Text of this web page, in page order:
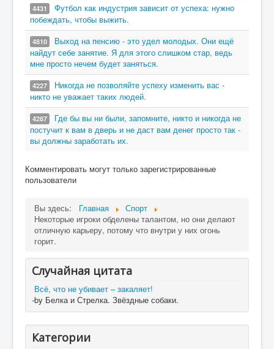
4431
Футбол как индустрия зависит от успеха: нужно
побеждать, чтобы выжить.
4810
Выход на пенсию - это удел молодых. Они ещё
найдут себе занятие. Я для этого слишком стар, ведь
мне просто нечем будет заняться.
4227
Никогда не позволяйте успеху изменить вас -
никто не уважает таких людей.
4287
Где бы вы ни были, запомните, никто и никогда не
постучит к вам в дверь и не даст вам денег просто так -
вы должны заработать их.
Комментировать могут только зарегистрированные
пользователи
Вы здесь: Главная
Спорт
Некоторые игроки обделены талантом, но они делают
отличную карьеру, потому что внутри у них огонь
горит.
Случайная цитата
Всё, что не убивает – закаляет!
-by Белка и Стрелка. Звёздные собаки.
Категории